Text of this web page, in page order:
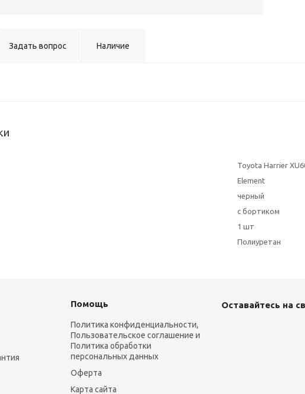
Задать вопрос Наличие
Toyota Harrier
Element
черный
с бортиком
1 шт
Полиуретан
Помощь
Политика конфиденциальности,
Пользовательское соглашение и
Политика обработки
персональных данных
Оферта
Карта сайта
Оставайтесь на